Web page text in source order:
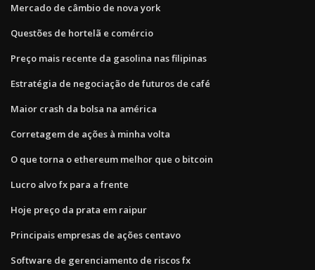
Mercado de câmbio de nova york
Questões de hortelã e comércio
Preço mais recente da gasolina nas filipinas
Estratégia de negociação de futuros de café
Maior crash da bolsa na américa
Corretagem de ações à minha volta
O que torna o ethereum melhor que o bitcoin
Lucro alvo fx para a frente
Hoje preço da prata em raipur
Principais empresas de ações centavo
Software de gerenciamento de riscos fx